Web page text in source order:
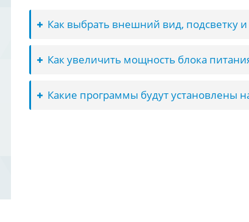
Как выбрать внешний вид, подсветку
Как увеличить мощность блока
Какие программы будут установлены